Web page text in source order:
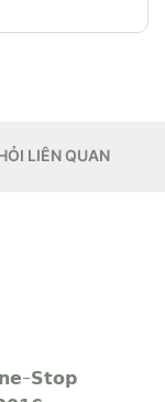
LIÊN QUAN
𝗦𝘁𝗼𝗽